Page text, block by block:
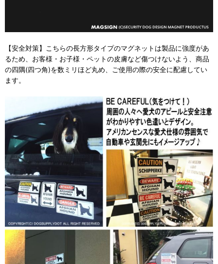
【安全対策】こちらの長方形タイプのマグネットは製品に強度があ
るため、お客様・お子様・ペットの皮膚など傷つけないよう、商品
の四隅(四つ角)を数ミリほど丸め、ご使用の際の安全に配慮してい
ます。